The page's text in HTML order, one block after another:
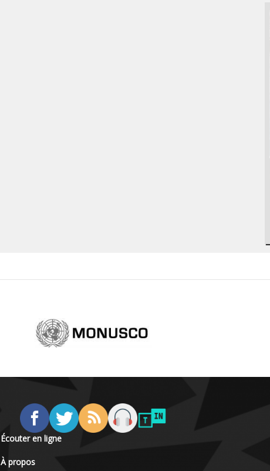
Écouter en ligne
À propos